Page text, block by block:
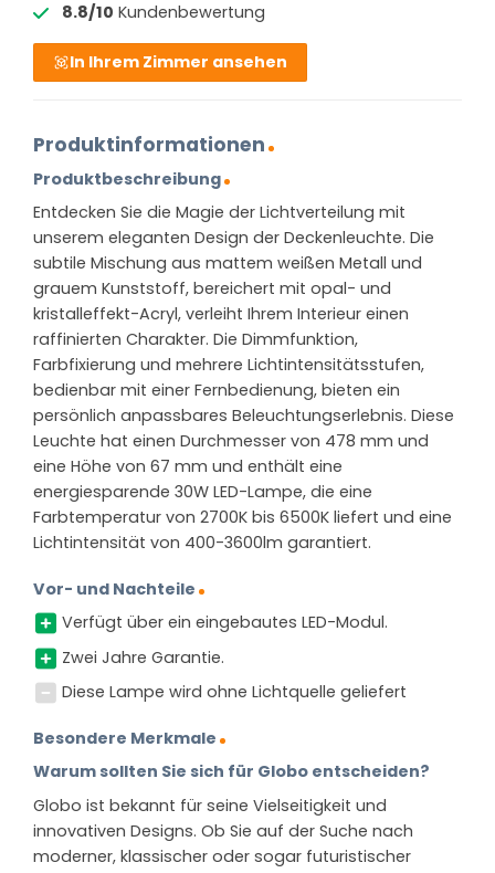
8.8/10 Kundenbewertung
In Ihrem Zimmer ansehen
Produktinformationen
Produktbeschreibung
Entdecken Sie die Magie der Lichtverteilung mit
unserem eleganten Design der Deckenleuchte. Die
subtile Mischung aus mattem weißen Metall und
grauem Kunststoff, bereichert mit opal- und
kristalleffekt-Acryl, verleiht Ihrem Interieur einen
raffinierten Charakter. Die Dimmfunktion,
Farbfixierung und mehrere Lichtintensitätsstufen,
bedienbar mit einer Fernbedienung, bieten ein
persönlich anpassbares Beleuchtungserlebnis. Diese
Leuchte hat einen Durchmesser von 478 mm und
eine Höhe von 67 mm und enthält eine
energiesparende 30W LED-Lampe, die eine
Farbtemperatur von 2700K bis 6500K liefert und eine
Lichtintensität von 400-3600lm garantiert.
Vor- und Nachteile
Verfügt über ein eingebautes LED-Modul.
Zwei Jahre Garantie.
Diese Lampe wird ohne Lichtquelle geliefert
Besondere Merkmale
Warum sollten Sie sich für Globo entscheiden?
Globo ist bekannt für seine Vielseitigkeit und
innovativen Designs. Ob Sie auf der Suche nach
moderner, klassischer oder sogar futuristischer